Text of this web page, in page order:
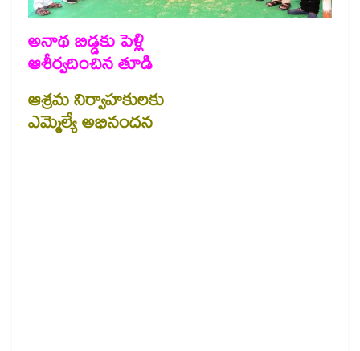
అనాథ బిడ్డకు పెళ్లి
ఆశీర్వదించిన తూడి
ఆశ్రమ నిర్వాహకులకు
ఎమ్మెల్యే అభినందన